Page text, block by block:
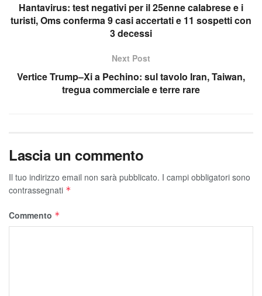
Hantavirus: test negativi per il 25enne calabrese e i
turisti, Oms conferma 9 casi accertati e 11 sospetti con
3 decessi
Next Post
Vertice Trump–Xi a Pechino: sul tavolo Iran, Taiwan,
tregua commerciale e terre rare
Lascia un commento
Il tuo indirizzo email non sarà pubblicato. I campi obbligatori sono
contrassegnati *
Commento *